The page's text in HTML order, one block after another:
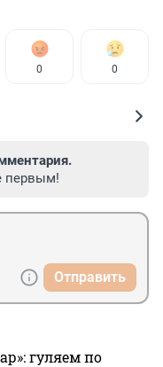
0 0
первым!
Отправить
гуляем по